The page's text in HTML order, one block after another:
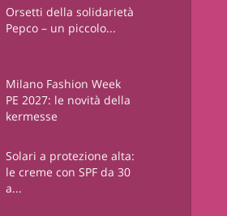
Orsetti della solidarietà
Pepco – un piccolo...
Milano Fashion Week
PE 2027: le novità della
kermesse
Solari a protezione alta:
le creme con SPF da 30
a...